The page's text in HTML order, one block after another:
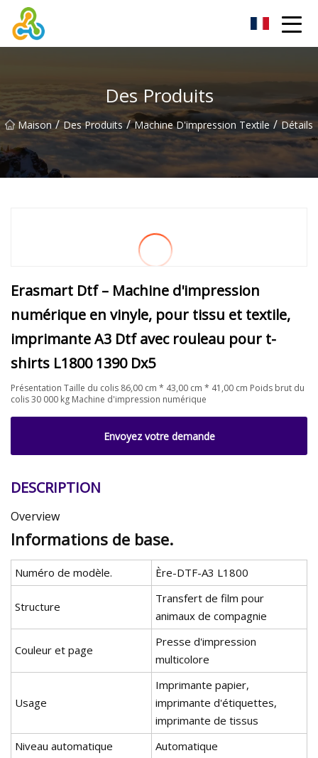
Des Produits
Maison / Des Produits / Machine D'impression Textile / Détails
Erasmart Dtf – Machine d'impression
numérique en vinyle, pour tissu et textile,
imprimante A3 Dtf avec rouleau pour t-
shirts L1800 1390 Dx5
Présentation Taille du colis 86,00 cm * 43,00 cm * 41,00 cm Poids brut du
colis 30 000 kg Machine d'impression numérique
Envoyez votre demande
DESCRIPTION
Overview
Informations de base.
Numéro de modèle. Ère-DTF-A3 L1800
Structure
Transfert de film pour
animaux de compagnie
Couleur et page
Presse d'impression
multicolore
Usage
Imprimante papier,
imprimante d'étiquettes,
imprimante de tissus
Niveau automatique
Automatique